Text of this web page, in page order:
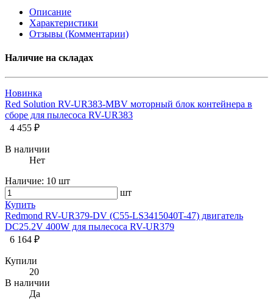
Описание
Характеристики
Отзывы (Комментарии)
Наличие на складах
Новинка
Red Solution RV-UR383-MBV моторный блок контейнера в
сборе для пылесоса RV-UR383
4 455 ₽
В наличии
Нет
Наличие: 10 шт
шт
Купить
Redmond RV-UR379-DV (C55-LS3415040T-47) двигатель
DC25.2V 400W для пылесоса RV-UR379
6 164 ₽
Купили
20
В наличии
Да